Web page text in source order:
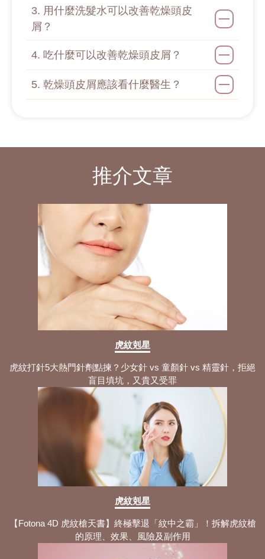
3. 用什麼洗髮水可以改善乾燥頭皮
屑？
4. 吃什麼可以改善乾燥頭皮屑？
5. 乾燥頭皮屑應該看什麼醫生？
推介文章
虎紋剋星
虎紋打針5大熱門針劑點揀？少女針 vs 童顏針 vs 精靈針，拒絕
盲目填坑，又貴又受罪
虎紋剋星
【Fotona 4D 虎紋槍天書】終極擊退「紋中之霸」！拆解虎紋槍
的原理、效果、風險及副作用